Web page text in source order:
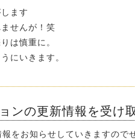
ます
せんが！笑
は慎重に。
にいきます。
ンの更新情報を受け
をお知らせしていきますので